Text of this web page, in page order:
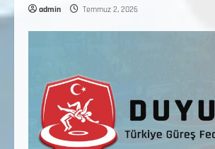
admin Temmuz 2, 2026